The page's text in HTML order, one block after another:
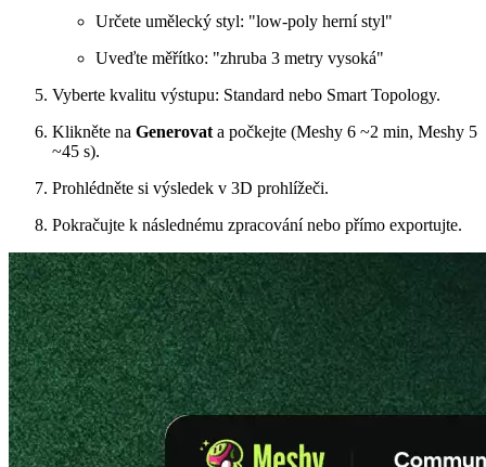
Určete umělecký styl: "low-poly herní styl"
Uveďte měřítko: "zhruba 3 metry vysoká"
Vyberte kvalitu výstupu: Standard nebo Smart Topology.
Klikněte na Generovat a počkejte (Meshy 6 ~2 min, Meshy 5
~45 s).
Prohlédněte si výsledek v 3D prohlížeči.
Pokračujte k následnému zpracování nebo přímo exportujte.